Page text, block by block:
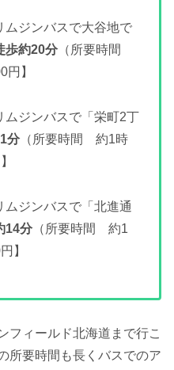
ムジンバスで大谷地で
歩約20分 （所要時間
】
ムジンバスで「栄町2丁
分 （所要時間 約1時
ムジンバスで「北進通
14分 （所要時間 約1
】
フィールド北海道まで行こ
所要時間も長くバスでのア